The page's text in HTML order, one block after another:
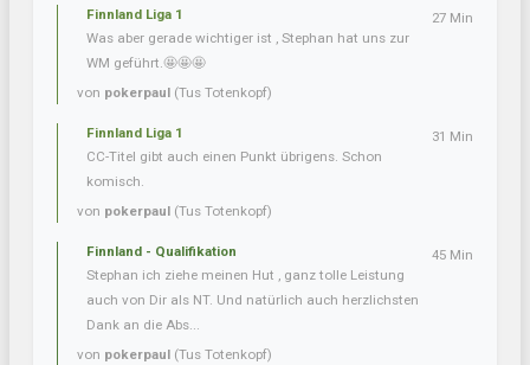
Finnland Liga 1
Was aber gerade wichtiger ist , Stephan hat uns zur
WM geführt.🤩🤩🤩
von pokerpaul (Tus Totenkopf)
27 Min
Finnland Liga 1
CC-Titel gibt auch einen Punkt übrigens. Schon
komisch.
von pokerpaul (Tus Totenkopf)
31 Min
Finnland - Qualifikation
Stephan ich ziehe meinen Hut , ganz tolle Leistung
auch von Dir als NT. Und natürlich auch herzlichsten
Dank an die Abs...
von pokerpaul (Tus Totenkopf)
45 Min